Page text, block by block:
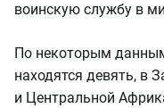
воинскую службу в
По некоторым
находятся девять, в
и Центральной